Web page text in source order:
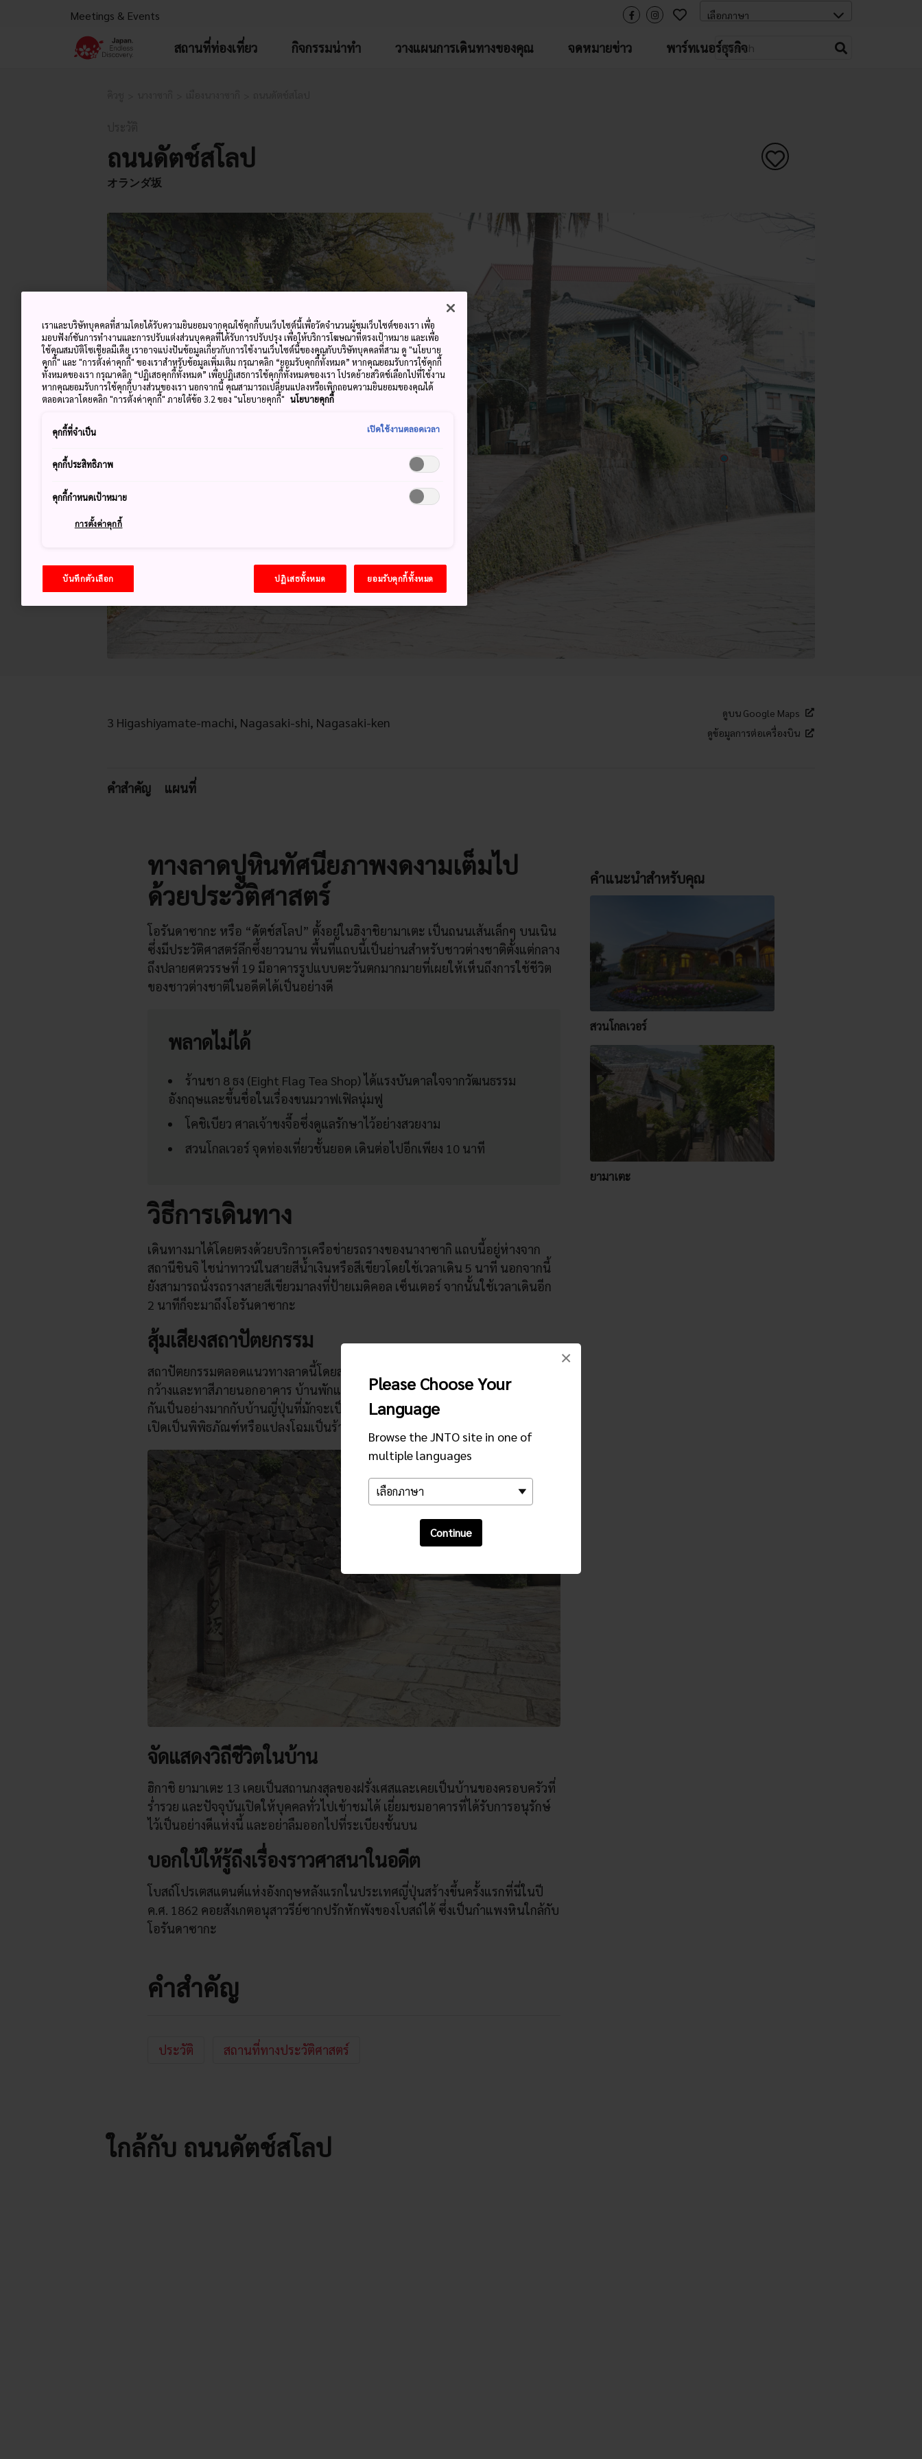
Please Choose Your
Language
Browse the JNTO site in one of
multiple languages
Continue
×
Meetings & Events
สถานที่ท่องเที่ยว กิจกรรมน่าทำ วางแผนการเดินทางของคุณ จดหมายข่าว พาร์ทเนอร์ธุรกิจ
ถนนดัตช์สโลป
オランダ坂
3 Higashiyamate-machi, Nagasaki-shi, Nagasaki-ken
ดูบน Google Maps
ดูข้อมูลการต่อเครื่องบิน
คำสำคัญ แผนที่
ทางลาดปูหินทัศนียภาพงดงามเต็มไป
ด้วยประวัติศาสตร์
โอรันดาซากะ หรือ “ดัตช์สโลป” ตั้งอยู่ในฮิงาชิยามาเตะ เป็นถนนเส้นเล็กๆ บนเนิน
ซึ่งมีประวัติศาสตร์ลึกซึ้งยาวนาน พื้นที่แถบนี้เป็นย่านสำหรับชาวต่างชาติตั้งแต่กลาง
ถึงปลายศตวรรษที่ 19 มีอาคารรูปแบบตะวันตกมากมายที่เผยให้เห็นถึงการใช้ชีวิต
ของชาวต่างชาติในอดีตได้เป็นอย่างดี
พลาดไม่ได้
ร้านชา 8 ธง (Eight Flag Tea Shop) ได้แรงบันดาลใจจากวัฒนธรรม
อังกฤษและขึ้นชื่อในเรื่องขนมวาฟเฟิลนุ่มฟู
โคชิเบียว ศาลเจ้าขงจื๊อซึ่งดูแลรักษาไว้อย่างสวยงาม
สวนโกลเวอร์ จุดท่องเที่ยวชั้นยอด เดินต่อไปอีกเพียง 10 นาที
วิธีการเดินทาง
เดินทางมาได้โดยตรงด้วยบริการเครือข่ายรถรางของนางาซากิ แถบนี้อยู่ห่างจาก
สถานีชินจิ ไชน่าทาวน์ในสายสีน้ำเงินหรือสีเขียวโดยใช้เวลาเดิน 5 นาที นอกจากนี้
ยังสามารถนั่งรถรางสายสีเขียวมาลงที่ป้ายเมดิคอล เซ็นเตอร์ จากนั้นใช้เวลาเดินอีก
2 นาทีก็จะมาถึงโอรันดาซากะ
สุ้มเสียงสถาปัตยกรรม
สถาปัตยกรรมตลอดแนวทางลาดนี้โดยส่วนใหญ่จะเป็นรูปแบบตะวันตก มีระเบียง
กว้างและทาสีภายนอกอาคาร บ้านพักและสถานกงสุลต่างชาติในอดีตให้ภาพที่ตัด
กันเป็นอย่างมากกับบ้านญี่ปุ่นที่มักจะเป็นสีแทนและสีน้ำตาล ปัจจุบันอาคารเหล่านี้
เปิดเป็นพิพิธภัณฑ์หรือแปลงโฉมเป็นร้านอาหาร
จัดแสดงวิถีชีวิตในบ้าน
ฮิกาชิ ยามาเตะ 13 เคยเป็นสถานกงสุลของฝรั่งเศสและเคยเป็นบ้านของครอบครัวที่
ร่ำรวย และปัจจุบันเปิดให้บุคคลทั่วไปเข้าชมได้ เยี่ยมชมอาคารที่ได้รับการอนุรักษ์
ไว้เป็นอย่างดีแห่งนี้ และอย่าลืมออกไปที่ระเบียงชั้นบน
บอกใบ้ให้รู้ถึงเรื่องราวศาสนาในอดีต
โบสถ์โปรเตสแตนต์แห่งอังกฤษหลังแรกในประเทศญี่ปุ่นสร้างขึ้นครั้งแรกที่นี่ในปี
ค.ศ. 1862 คอยสังเกตอนุสาวรีย์ซากปรักหักพังของโบสถ์ได้ ซึ่งเป็นกำแพงหินใกล้กับ
โอรันดาซากะ
คำสำคัญ
ประวัติ สถานที่ทางประวัติศาสตร์
คำแนะนำสำหรับคุณ
สวนโกลเวอร์
ยามาเตะ
ใกล้กับ ถนนดัตช์สโลป
เราและบริษัทบุคคลที่สามโดยได้รับความยินยอมจากคุณใช้คุกกี้บนเว็บไซต์นี้เพื่อวัดจำนวนผู้ชมเว็บไซต์ของเรา เพื่อ
มอบฟังก์ชันการทำงานและการปรับแต่งส่วนบุคคลที่ได้รับการปรับปรุง เพื่อให้บริการโฆษณาที่ตรงเป้าหมาย และเพื่อ
ใช้คุณสมบัติโซเชียลมีเดีย เราอาจแบ่งปันข้อมูลเกี่ยวกับการใช้งานเว็บไซต์นี้ของคุณกับบริษัทบุคคลที่สาม ดู "นโยบาย
คุกกี้" และ "การตั้งค่าคุกกี้" ของเราสำหรับข้อมูลเพิ่มเติม กรุณาคลิก “ยอมรับคุกกี้ทั้งหมด” หากคุณยอมรับการใช้คุกกี้
ทั้งหมดของเรา กรุณาคลิก “ปฏิเสธคุกกี้ทั้งหมด” เพื่อปฏิเสธการใช้คุกกี้ทั้งหมดของเรา โปรดย้ายสวิตช์เลือกไปที่ใช้งาน
หากคุณยอมรับการใช้คุกกี้บางส่วนของเรา นอกจากนี้ คุณสามารถเปลี่ยนแปลงหรือเพิกถอนความยินยอมของคุณได้
ตลอดเวลาโดยคลิก "การตั้งค่าคุกกี้" ภายใต้ข้อ 3.2 ของ "นโยบายคุกกี้" นโยบายคุกกี้
คุกกี้ที่จำเป็น เปิดใช้งานตลอดเวลา
คุกกี้ประสิทธิภาพ
คุกกี้กำหนดเป้าหมาย
การตั้งค่าคุกกี้
บันทึกตัวเลือก ปฏิเสธทั้งหมด ยอมรับคุกกี้ทั้งหมด